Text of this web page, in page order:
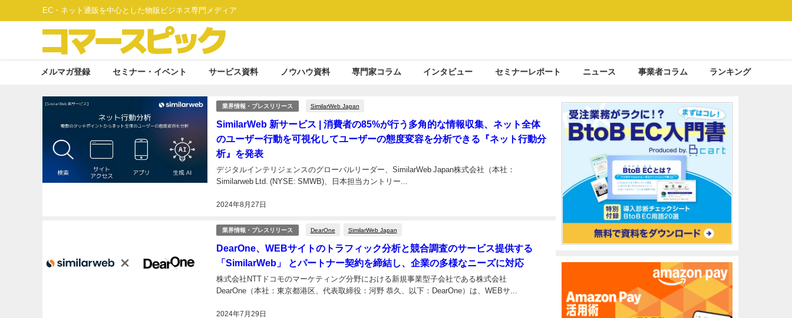
EC・ネット通販を中心とした物販ビジネス専門メディア
メルマガ登録 セミナー・イベント サービス資料 ノウハウ資料 専門家コラム インタビュー セミナーレポート ニュース 事業者コラム ランキング
業界情報・プレスリリース SimilarWeb Japan
SimilarWeb 新サービス | 消費者の85%が行う多角的な情報収集、ネット全体
のユーザー行動を可視化してユーザーの態度変容を分析できる『ネット行動分
析』を発表
2024年8月27日
デジタルインテリジェンスのグローバルリーダー、SimilarWeb Japan株式会社（本社：
Similarweb Ltd. (NYSE: SMWB)、日本担当カントリー...
業界情報・プレスリリース DearOne SimilarWeb Japan
DearOne、WEBサイトのトラフィック分析と競合調査のサービス提供する
「SimilarWeb」 とパートナー契約を締結し、企業の多様なニーズに対応
2024年7月29日
株式会社NTTドコモのマーケティング分野における新規事業型子会社である株式会社
DearOne（本社：東京都港区、代表取締役：河野 恭久、以下：DearOne）は、WEBサ...